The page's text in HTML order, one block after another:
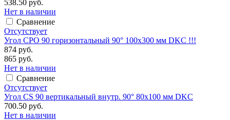
538.50 руб.
Нет в наличии
Сравнение
Отсутствует
Угол CPO 90 горизонтальный 90° 100х300 мм DKC !!!
874 руб.
865 руб.
Нет в наличии
Сравнение
Отсутствует
Угол CS 90 вертикальный внутр. 90° 80х100 мм DKC
700.50 руб.
Нет в наличии